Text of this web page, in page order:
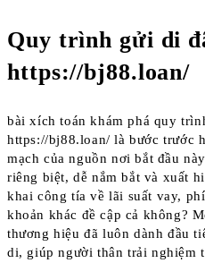
Quy trình gửi di
https://bj88.loan/
bài xích toán khám phá quy
https://bj88.loan/ là bước trước
mạch của nguồn nơi bắt đầu
riêng biệt, dễ nắm bắt và xuất
khai công tía về lãi suất vay,
khoản khác đề cập cả không?
thương hiệu đã luôn dành đầu
di, giúp người thân trải nghiệm